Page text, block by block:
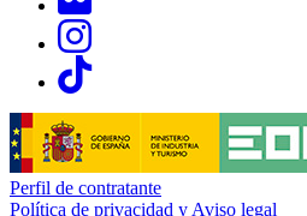
Links, Opens in this window
Links, Opens in this window
Perfil de contratante
Política de privacidad y Aviso legal